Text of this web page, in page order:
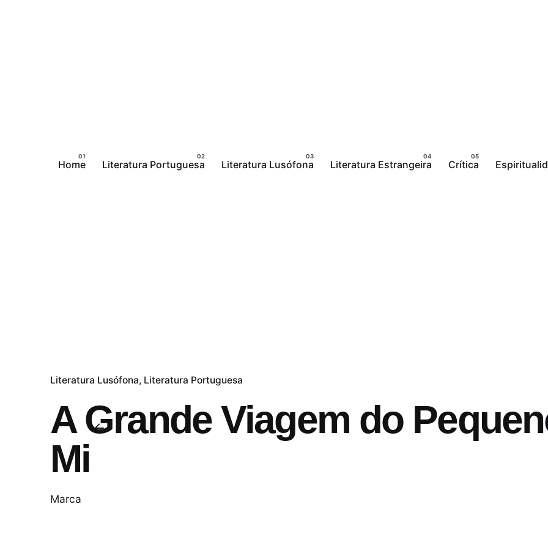
Home Literatura Portuguesa Literatura Lusófona Literatura Estrangeira Crítica
Literatura Lusófona Literatura Portuguesa
A Grande Viagem do
Mi
Marca